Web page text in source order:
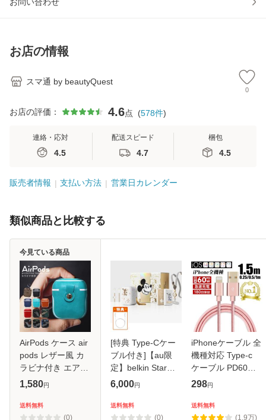
お問い合わせ
お店の情報
スマ通 by beautyQuest
0
お店の評価： 4.6点 (578件)
連絡・応対
4.5
配送スピード
4.7
梱包
4.5
販売者情報 支払い方法 営業日カレンダー
類似商品と比較する
AirPods ケース air
pods レザー風 カ
ラビナ付き エアポ
ッド PUレザー カ
ンプル おしゃれ ド
ット柄 エアーポッ
1,580円
送料無料
(0)
今見ている商品
[特典 Type-Cケー
ブル付き]【au限
定】belkin Star
Mickey ギフトボッ
モバイルバッテリ
ー + CellCube
6,000円
送料無料
(0)
iPhoneケーブル 全
機種対応 Type-c
ケーブル PD60W
長さ0.25m 0.5m
データ転送 iPad
iPhone17 Air 16
298円
送料無料
(1.9万)